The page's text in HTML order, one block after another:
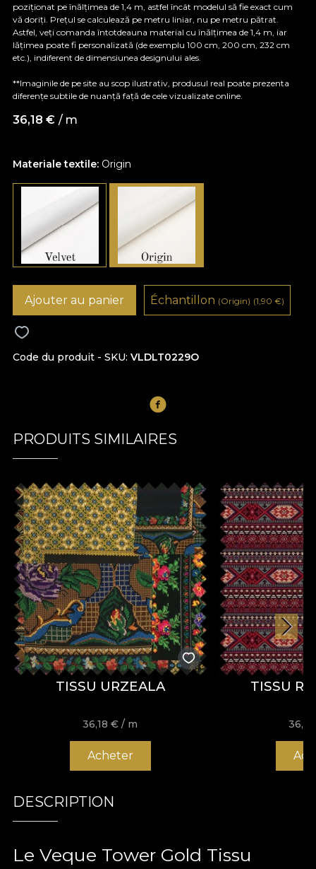
Materiale textile: Origin
poziționat pe înălțimea de 1,4 m, astfel încât modelul să fie exact cum
vă doriți. Prețul se calculează pe metru liniar, nu pe metru pătrat.
Astfel, veți comanda întotdeauna material cu înălțimea de 1,4 m, iar
lățimea poate fi personalizată (de exemplu 100 cm, 200 cm, 232 cm
etc.), indiferent de dimensiunea designului ales.
**Imaginile de pe site au scop ilustrativ, produsul real poate prezenta
diferențe subtile de nuanță față de cele vizualizate online.
36,18 € / m
Code du produit - SKU VLDLT0229O
Ajouter au panier Échantillon (Origin) (1,90 €)
PRODUITS SIMILAIRES
TISSU URZEALA
36,18€ / m
Acheter
TISSU
DESCRIPTION
Le Veque Tower Gold Tissu